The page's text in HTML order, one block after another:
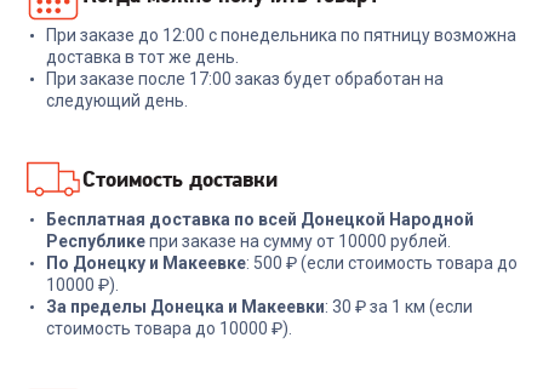
2xUSB-A/USB-C черный
+ 53 бонуса
1 799₽ 8 999₽
При заказе до 12:00 с понедельника по пятницу возможна
доставка в тот же день.
При заказе после 17:00 заказ будет обработан на
следующий день.
Стоимость доставки
Бесплатная доставка по всей Донецкой Народной
Республикепри заказе на сумму от 10000 рублей.
По Донецку и Макеевке: 500 ₽ (если стоимость товара до
10000 ₽).
За пределы Донецка и Макеевки: 30 ₽ за 1 км (если
стоимость товара до 10000 ₽).